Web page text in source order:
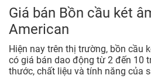
Giá bán Bồn cầu két
American
Hiện nay trên thị trường, bồn cầu
có giá bán dao động từ 2 đến 10
thước, chất liệu và tính năng của